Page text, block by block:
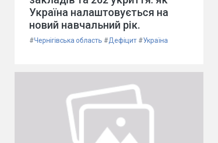
Україна налаштовується на
новий навчальний рік.
#Чернігівська область #Дефіцит #Україна